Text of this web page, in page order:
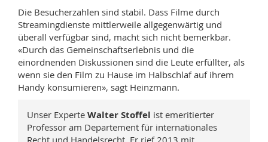
Die Besucherzahlen sind stabil. Dass Filme durch
Streamingdienste mittlerweile allgegenwärtig und
überall verfügbar sind, macht sich nicht bemerkbar.
«Durch das Gemeinschaftserlebnis und die
einordnenden Diskussionen sind die Leute erfüllter, als
wenn sie den Film zu Hause im Halbschlaf auf ihrem
Handy konsumieren», sagt Heinzmann.
Unser Experte Walter Stoffel ist emeritierter
Professor am Departement für internationales
Recht und Handelsrecht. Er rief 2013 mit